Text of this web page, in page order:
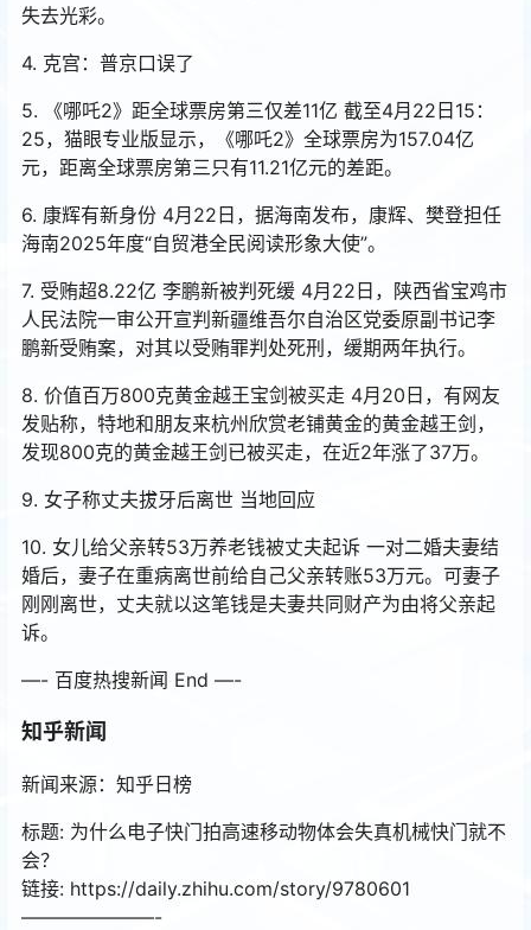
失去光彩。
4. 克宫：普京口误了
5. 《哪吒2》距全球票房第三仅差11亿 截至4月22日15：
25，猫眼专业版显示，《哪吒2》全球票房为157.04亿
元，距离全球票房第三只有11.21亿元的差距。
6. 康辉有新身份 4月22日，据海南发布，康辉、樊登担任
海南2025年度“自贸港全民阅读形象大使”。
7. 受贿超8.22亿 李鹏新被判死缓 4月22日，陕西省宝鸡市
人民法院一审公开宣判新疆维吾尔自治区党委原副书记李
鹏新受贿案，对其以受贿罪判处死刑，缓期两年执行。
8. 价值百万800克黄金越王宝剑被买走 4月20日，有网友
发贴称，特地和朋友来杭州欣赏老铺黄金的黄金越王剑，
发现800克的黄金越王剑已被买走，在近2年涨了37万。
9. 女子称丈夫拔牙后离世 当地回应
10. 女儿给父亲转53万养老钱被丈夫起诉 一对二婚夫妻结
婚后，妻子在重病离世前给自己父亲转账53万元。可妻子
刚刚离世，丈夫就以这笔钱是夫妻共同财产为由将父亲起
诉。
—- 百度热搜新闻 End —-
知乎新闻
新闻来源：知乎日榜
标题: 为什么电子快门拍高速移动物体会失真机械快门就不
会？
链接: https://daily.zhihu.com/story/9780601
———————-